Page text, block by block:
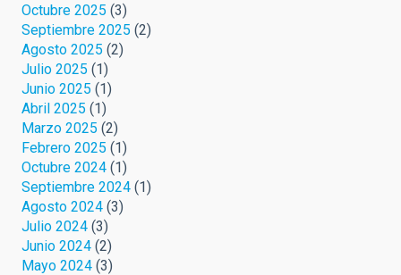
Octubre 2025 (3)
Septiembre 2025 (2)
Agosto 2025 (2)
Julio 2025 (1)
Junio 2025 (1)
Abril 2025 (1)
Marzo 2025 (2)
Febrero 2025 (1)
Octubre 2024 (1)
Septiembre 2024 (1)
Agosto 2024 (3)
Julio 2024 (3)
Junio 2024 (2)
Mayo 2024 (3)